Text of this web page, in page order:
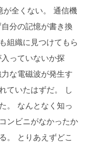
が全くない。 通信機
分の記憶が書き換
組織に見つけてもら
っていないか探
な電磁波が発生す
ていたはずだ。 し
。 なんとなく知っ
ンビニがなかったか
。 とりあえずどこ